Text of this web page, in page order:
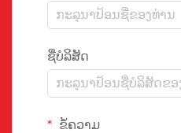
ຊື່ບໍລິສັດ
ຂໍ້ຄວາມ